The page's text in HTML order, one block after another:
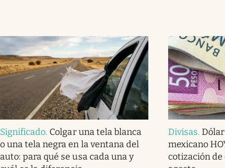
Significado. Colgar una tela blanca
o una tela negra en la ventana del
auto: para qué se usa cada una y
Divisas.
mexicano
cotización de